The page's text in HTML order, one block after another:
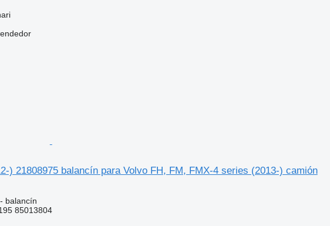
) 21808975 balancín para Volvo FH, FM, FMX-4 series (2013-) camión
balancín
85013804